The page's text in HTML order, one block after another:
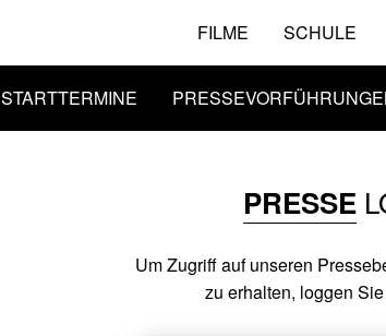
FILME SCHULE
STARTTERMINE
PRESSE
Um Zugriff auf unseren
zu erhalten, loggen